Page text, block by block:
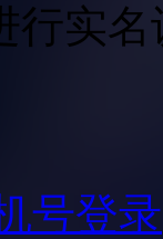
行实名
号登录